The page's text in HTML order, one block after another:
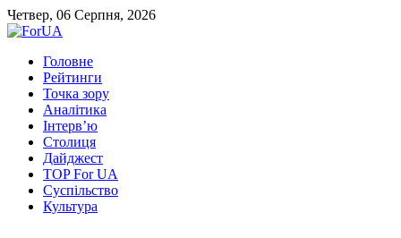
Четвер, 06 Серпня, 2026
Головне
Рейтинги
Точка зору
Аналітика
Інтерв’ю
Столиця
Дайджест
TOP For UA
Суспiльство
Культура